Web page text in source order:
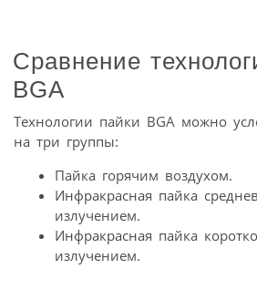
Сравнение
BGA
Технологии пайки BGA можно
на три группы:
Пайка горячим воздухом.
Инфракрасная пайка
излучением.
Инфракрасная пайка
излучением.